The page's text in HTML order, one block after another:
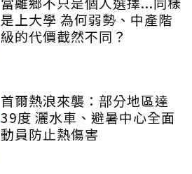
是上大學 為何弱勢、中產階
級的代價截然不同？
首爾熱浪來襲：部分地區達
39度 灑水車、避暑中心全面
動員防止熱傷害